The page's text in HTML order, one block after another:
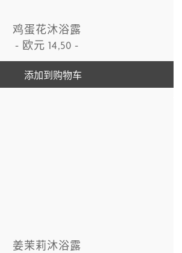
鸡蛋花沐浴露
- 欧元 14,50 -
添加到购物车
姜茉莉沐浴露